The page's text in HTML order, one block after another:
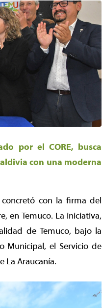
por el CORE, busca
con una moderna
con la firma del
en Temuco. La iniciativa,
de Temuco, bajo la
Municipal, el Servicio de
La Araucanía.